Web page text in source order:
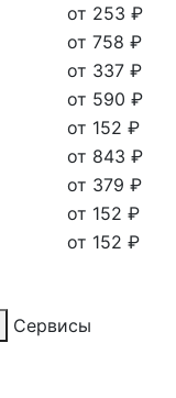
от 253 ₽
от 758 ₽
от 337 ₽
от 590 ₽
от 152 ₽
от 843 ₽
от 379 ₽
от 152 ₽
от 152 ₽
Сервисы